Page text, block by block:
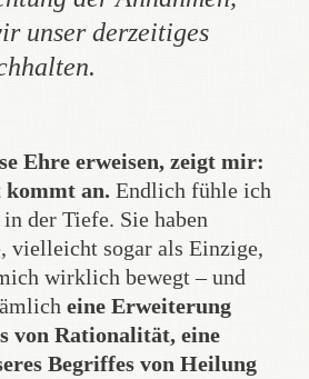
unser derzeitiges
Ehre erweisen, zeigt mir:
kommt an. Endlich fühle ich
der Tiefe. Sie haben
vielleicht sogar als Einzige,
wirklich bewegt – und
eine Erweiterung
von Rationalität, eine
Begriffes von Heilung